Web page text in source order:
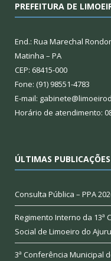
PREFEITURA DE
End.: Rua Marechal
Matinha – PA
CEP: 68415-000
Fone: (91) 98551-4783
E-mail:
Horário de atendimento:
ÚLTIMAS PUBLICAÇÕES
Consulta Pública – PPA
Regimento Interno da 13ª
Social de Limoeiro do Ajuru
3ª Conferência Municipal